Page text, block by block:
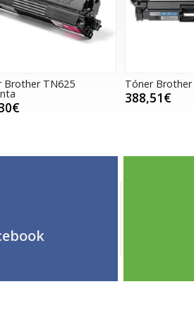
Brother TN625 Tóner Brother
388,51€